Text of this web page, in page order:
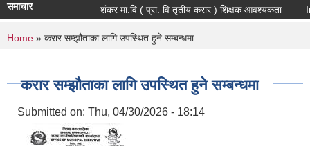
समाचार शंकर मा.वि ( प्रा. वि तृतीय करार ) शिक्षक आवश्यकता
You are here
Home » करार सम्झौताका लागि उपस्थित हुने सम्बन्धमा
करार सम्झौताका लागि उपस्थित हुने सम्बन्धमा
Submitted on: Thu, 04/30/2026 - 18:14